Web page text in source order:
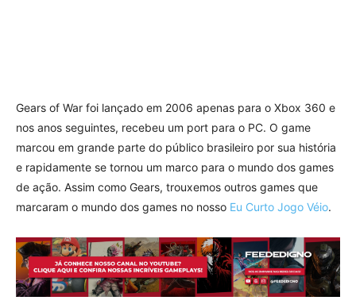
Gears of War foi lançado em 2006 apenas para o Xbox 360 e
nos anos seguintes, recebeu um port para o PC. O game
marcou em grande parte do público brasileiro por sua história
e rapidamente se tornou um marco para o mundo dos games
de ação. Assim como Gears, trouxemos outros games que
marcaram o mundo dos games no nosso Eu Curto Jogo Véio.